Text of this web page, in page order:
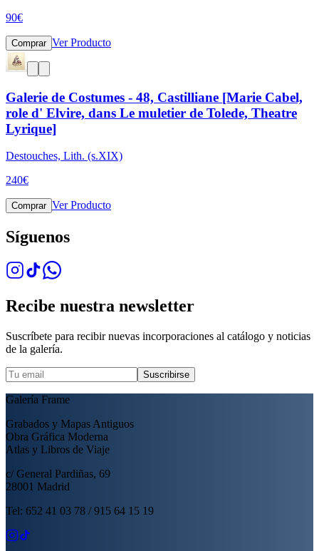
90€
Comprar Ver Producto
Galerie de Costumes - 48, Castilliane [Marie Cabel,
role d' Elvire, dans Le muletier de Tolede, Theatre
Lyrique]
Destouches, Lith. (s.XIX)
240€
Comprar Ver Producto
Síguenos
Recibe nuestra newsletter
Suscríbete para recibir nuevas incorporaciones al catálogo y noticias
de la galería.
Suscribirse
Galería Frame
Grabados y Mapas Antiguos
Obra Gráfica Moderna
Atlas y Libros de Viaje
c/ General Pardiñas, 69
28001 Madrid
Tel: 652 41 03 78 / 915 64 15 19